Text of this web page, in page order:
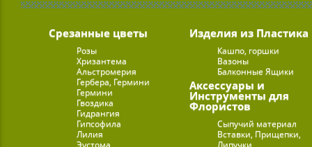
Срезанные цветы
Розы
Хризантема
Альстромерия
Гербера, Гермини
Гермини
Гвоздика
Гидрангия
Гипсофила
Лилия
Изделия из Пластика
Кашпо, горшки
Вазоны
Балконные Ящики
Аксессуары и
Инструменты для
Флористов
Сыпучий материал
Вставки, Прищепки,